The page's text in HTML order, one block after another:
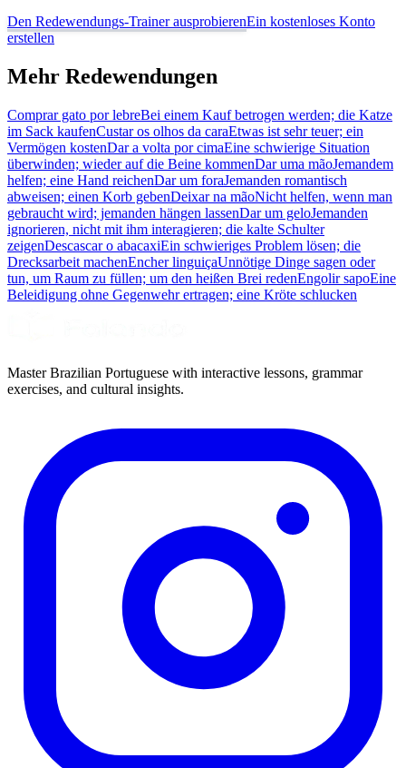
Den Redewendungs-Trainer ausprobierenEin kostenloses Konto
erstellen
Mehr Redewendungen
Comprar gato por lebreBei einem Kauf betrogen werden; die Katze
im Sack kaufenCustar os olhos da caraEtwas ist sehr teuer; ein
Vermögen kostenDar a volta por cimaEine schwierige Situation
überwinden; wieder auf die Beine kommenDar uma mãoJemandem
helfen; eine Hand reichenDar um foraJemanden romantisch
abweisen; einen Korb gebenDeixar na mãoNicht helfen, wenn man
gebraucht wird; jemanden hängen lassenDar um geloJemanden
ignorieren, nicht mit ihm interagieren; die kalte Schulter
zeigenDescascar o abacaxiEin schwieriges Problem lösen; die
Drecksarbeit machenEncher linguiçaUnnötige Dinge sagen oder
tun, um Raum zu füllen; um den heißen Brei redenEngolir sapoEine
Beleidigung ohne Gegenwehr ertragen; eine Kröte schlucken
Master Brazilian Portuguese with interactive lessons, grammar
exercises, and cultural insights.